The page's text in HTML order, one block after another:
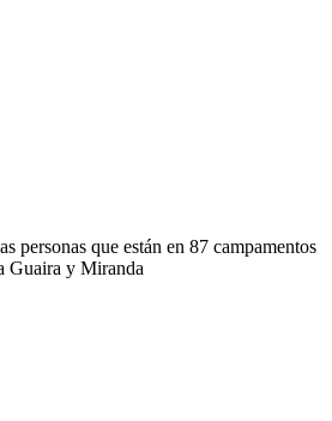
personas que están en 87 campamentos
Guaira y Miranda